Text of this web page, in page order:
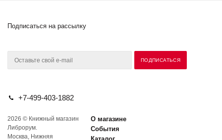
Подписаться на рассылку
+7-499-403-1882
2026 © Книжный магазин
Либрорум.
Москва, Нижняя
О магазине
События